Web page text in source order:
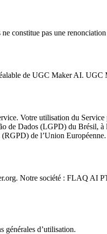
constitue pas une
de UGC Maker AI.
Votre utilisation du Service
de Dados (LGPD) du Brésil,
de l’Union Européenne.
. Notre société : FLAQ AI
générales d’utilisation.